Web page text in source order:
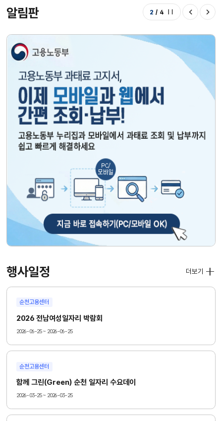
알림판 2 / 4
행사일정
순천고용센터
2026 전남여성일자리 박람회
2026-06-25 ~ 2026-06-25
순천고용센터
함께 그린(Green) 순천 일자리 수요데이
2026-03-25 ~ 2026-03-25
더보기